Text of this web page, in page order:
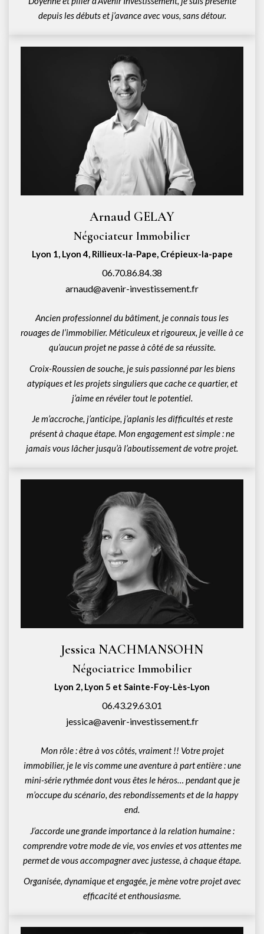
depuis les débuts et j’avance avec vous, sans détour.
Arnaud GELAY
Négociateur Immobilier
Lyon 1, Lyon 4, Rillieux-la-Pape, Crépieux-la-pape
06.70.86.84.38
arnaud@avenir-investissement.fr
Ancien professionnel du bâtiment, je connais tous les
rouages de l’immobilier. Méticuleux et rigoureux, je veille à ce
qu’aucun projet ne passe à côté de sa réussite.
Croix-Roussien de souche, je suis passionné par les biens
atypiques et les projets singuliers que cache ce quartier, et
j’aime en révéler tout le potentiel.
Je m’accroche, j’anticipe, j’aplanis les difficultés et reste
présent à chaque étape. Mon engagement est simple : ne
jamais vous lâcher jusqu’à l’aboutissement de votre projet.
Jessica NACHMANSOHN
Négociatrice Immobilier
Lyon 2, Lyon 5 et Sainte-Foy-Lès-Lyon
06.43.29.63.01
jessica@avenir-investissement.fr
Mon rôle : être à vos côtés, vraiment !! Votre projet
immobilier, je le vis comme une aventure à part entière : une
mini-série rythmée dont vous êtes le héros… pendant que je
m’occupe du scénario, des rebondissements et de la happy
end.
J’accorde une grande importance à la relation humaine :
comprendre votre mode de vie, vos envies et vos attentes me
permet de vous accompagner avec justesse, à chaque étape.
Organisée, dynamique et engagée, je mène votre projet avec
efficacité et enthousiasme.